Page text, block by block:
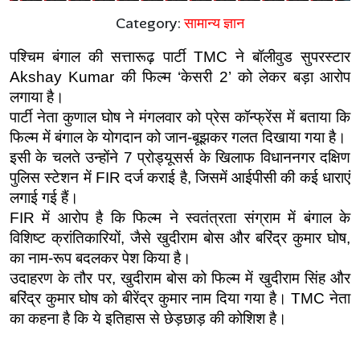
Category:सामान्य ज्ञान
पश्चिम बंगाल की सत्तारूढ़ पार्टी TMC ने बॉलीवुड सुपरस्टार
Akshay Kumar की फिल्म ‘केसरी 2’ को लेकर बड़ा आरोप
लगाया है।
पार्टी नेता कुणाल घोष ने मंगलवार को प्रेस कॉन्फ्रेंस में बताया कि
फिल्म में बंगाल के योगदान को जान-बूझकर गलत दिखाया गया है।
इसी के चलते उन्होंने 7 प्रोड्यूसर्स के खिलाफ विधाननगर दक्षिण
पुलिस स्टेशन में FIR दर्ज कराई है, जिसमें आईपीसी की कई धाराएं
लगाई गई हैं।
FIR में आरोप है कि फिल्म ने स्वतंत्रता संग्राम में बंगाल के
विशिष्ट क्रांतिकारियों, जैसे खुदीराम बोस और बरिंद्र कुमार घोष,
का नाम-रूप बदलकर पेश किया है।
उदाहरण के तौर पर, खुदीराम बोस को फिल्म में खुदीराम सिंह और
बरिंद्र कुमार घोष को बीरेंद्र कुमार नाम दिया गया है। TMC नेता
का कहना है कि ये इतिहास से छेड़छाड़ की कोशिश है।